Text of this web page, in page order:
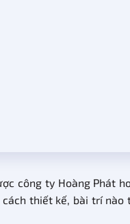
công ty Hoàng Phát
thiết kế, bài trí